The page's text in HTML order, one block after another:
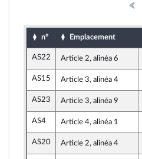
n° Emplacement
AS22 Article 2, alinéa 6
AS15 Article 3, alinéa 4
AS23 Article 3, alinéa 9
AS4 Article 4, alinéa 1
AS20 Article 2, alinéa 4